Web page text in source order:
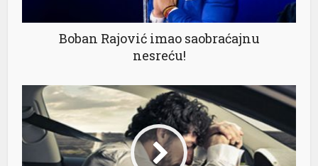
Boban Rajović imao saobraćajnu
nesreću!